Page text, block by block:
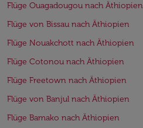
Flüge Ouagadougou nach Äthiopien
Flüge von Bissau nach Äthiopien
Flüge Nouakchott nach Äthiopien
Flüge Cotonou nach Äthiopien
Flüge Freetown nach Äthiopien
Flüge von Banjul nach Äthiopien
Flüge Bamako nach Äthiopien